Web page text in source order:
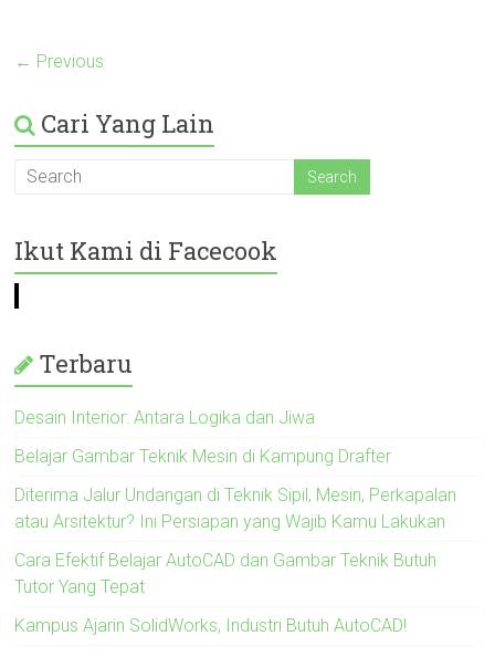
← Previous
Cari Yang Lain
Ikut Kami di Facecook
Terbaru
Desain Interior: Antara Logika dan Jiwa
Belajar Gambar Teknik Mesin di Kampung Drafter
Diterima Jalur Undangan di Teknik Sipil, Mesin, Perkapalan
atau Arsitektur? Ini Persiapan yang Wajib Kamu Lakukan
Cara Efektif Belajar AutoCAD dan Gambar Teknik Butuh
Tutor Yang Tepat
Kampus Ajarin SolidWorks, Industri Butuh AutoCAD!